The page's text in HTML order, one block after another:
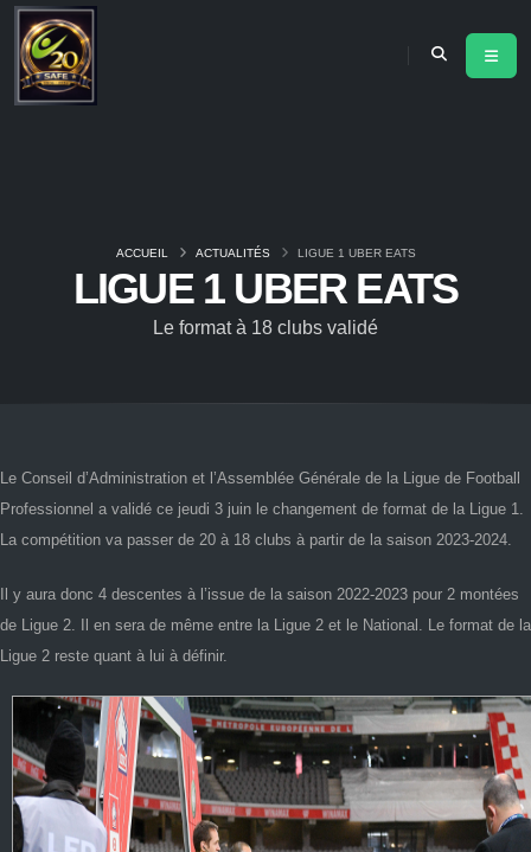
LIGUE 1 UBER EATS
Le format à 18 clubs validé
ACCUEIL ACTUALITÉS LIGUE 1 UBER EATS
Le Conseil d’Administration et l’Assemblée Générale de la Ligue de Football
Professionnel a validé ce jeudi 3 juin le changement de format de la Ligue 1.
La compétition va passer de 20 à 18 clubs à partir de la saison 2023-2024.
Il y aura donc 4 descentes à l’issue de la saison 2022-2023 pour 2 montées
de Ligue 2. Il en sera de même entre la Ligue 2 et le National. Le format de la
Ligue 2 reste quant à lui à définir.